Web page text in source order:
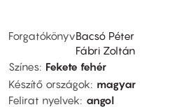
ForgatókönyvBacsó Péter
Fábri Zoltán
Színes Fekete fehér
Készítő országok
magyar
Felirat nyelvek
angol